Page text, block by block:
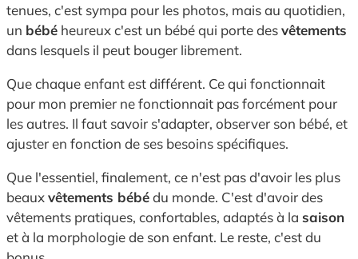
tenues, c'est sympa pour les photos, mais au quotidien,
un bébé heureux c'est un bébé qui porte desvêtements
dans lesquels il peut bouger librement.
Que chaque enfant est différent. Ce qui fonctionnait
pour mon premier ne fonctionnait pas forcément pour
les autres. Il faut savoir s'adapter, observer son bébé, et
ajuster en fonction de ses besoins spécifiques.
Que l'essentiel, finalement, ce n'est pas d'avoir les plus
beauxvêtements bébédu monde. C'est d'avoir des
vêtements pratiques, confortables, adaptés à la saison
et à la morphologie de son enfant. Le reste, c'est du